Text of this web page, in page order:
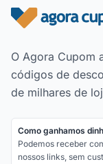
Rodapé do
O Agora Cupom
códigos de
de milhares de
Como ganhamos
Podemos receber
nossos links, sem